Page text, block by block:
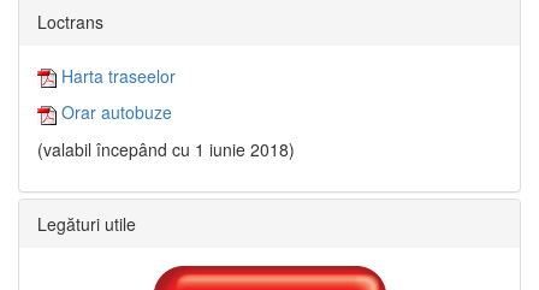
Loctrans
Harta traseelor
Orar autobuze
(valabil începând cu 1 iunie 2018)
Legături utile